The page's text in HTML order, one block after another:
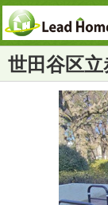
世田谷区立